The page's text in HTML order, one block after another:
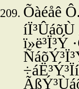
Õàéåê
íÏ³ÛáõÙ
ï»ë³Ï³Ý